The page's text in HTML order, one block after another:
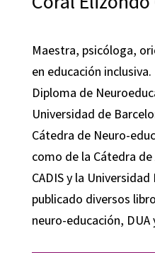
Maestra, psicóloga,
en educación
Diploma de
Universidad de
Cátedra de Neuro-
como de la Cátedra
CADIS y la
publicado diversos
neuro-educación,